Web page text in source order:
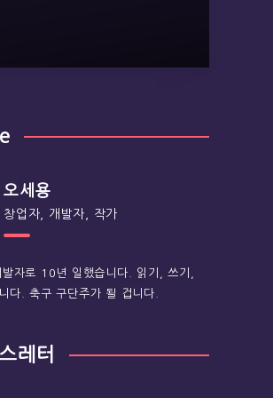
오세용
창업자, 개발자, 작가
자로 10년 일했습니다. 읽기, 쓰기,
다. 축구 구단주가 될 겁니다.
레터